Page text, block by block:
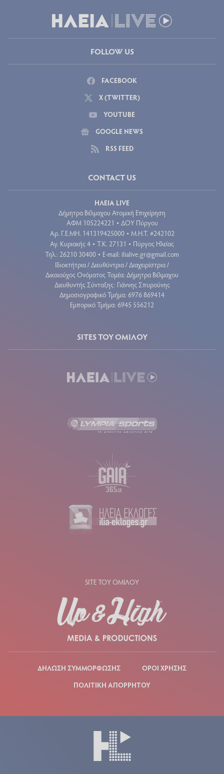
FOLLOW US
FACEBOOK
X (TWITTER)
YOUTUBE
GOOGLE NEWS
RSS FEED
CONTACT US
ΗΛΕΙΑ LIVE
Δήμητρα Βέλμαχου Ατομική Επιχείρηση
ΑΦΜ 105224221 • ΔΟΥ Πύργου
Aρ. Γ.Ε.ΜΗ. 141319425000 • Μ.Η.Τ. #242102
Αγ. Κυριακής 4 • Τ.Κ. 27131 • Πύργος Ηλείας
Τηλ.: 26210 30400 • E-mail: ilialive.gr@gmail.com
Ιδιοκτήτρια / Διευθύντρια / Διαχειρίστρια /
Δικαιούχος Ονόματος Τομέα: Δήμητρα Βέλμαχου
Διευθυντής Σύνταξης: Γιάννης Σπυρούνης
Δημοσιογραφικό Τμήμα: 6976 869414
Εμπορικό Τμήμα: 6945 556212
SITES ΤΟΥ ΟΜΙΛΟΥ
SITE ΤΟΥ ΟΜΙΛΟΥ
ΔΗΛΩΣΗ ΣΥΜΜΟΡΦΩΣΗΣ
ΟΡΟΙ ΧΡΗΣΗΣ
ΠΟΛΙΤΙΚΗ ΑΠΟΡΡΗΤΟΥ